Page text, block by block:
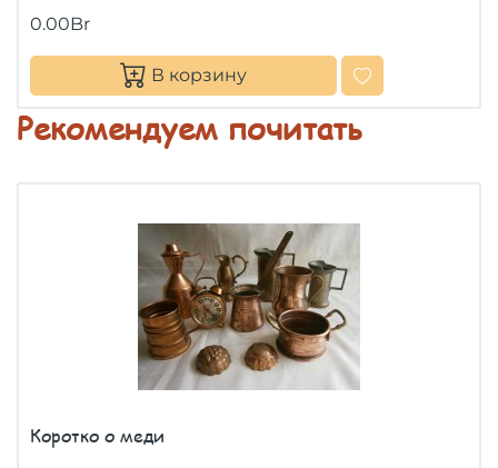
0.00Br
В корзину
Рекомендуем почитать
Коротко о меди